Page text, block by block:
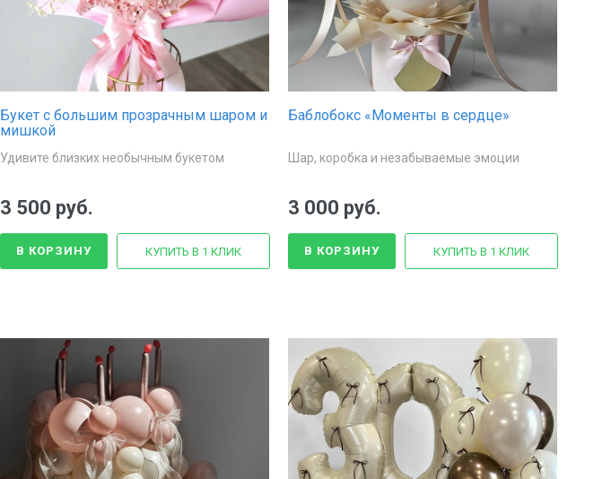
Букет с большим прозрачным шаром и
мишкой
Удивите близких необычным букетом
3 500 руб.
В КОРЗИНУ КУПИТЬ В 1 КЛИК
Баблобокс «Моменты в сердце»
Шар, коробка и незабываемые эмоции
3 000 руб.
В КОРЗИНУ КУПИТЬ В 1 КЛИК